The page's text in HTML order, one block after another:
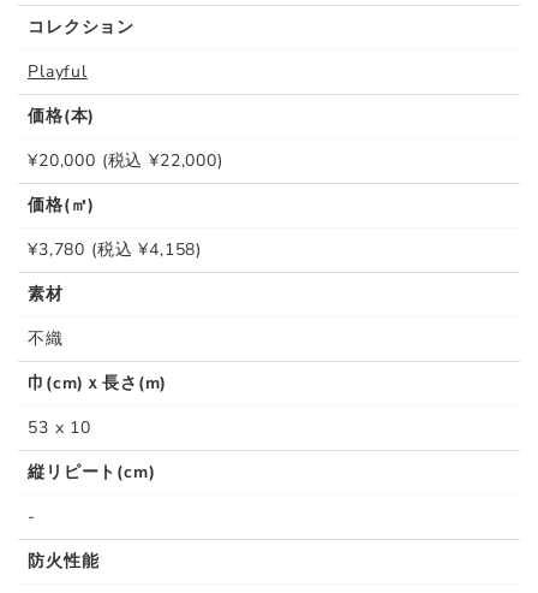
コレクション
Playful
価格(本)
¥20,000 (税込 ¥22,000)
価格(㎡)
¥3,780 (税込 ¥4,158)
素材
不織
巾(cm)ｘ長さ(m)
53 x 10
縦リピート(cm)
-
防火性能